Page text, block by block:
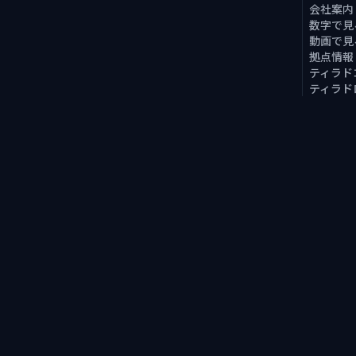
会社案内
数字で
動画で
拠点情報
ティラ
ティラ